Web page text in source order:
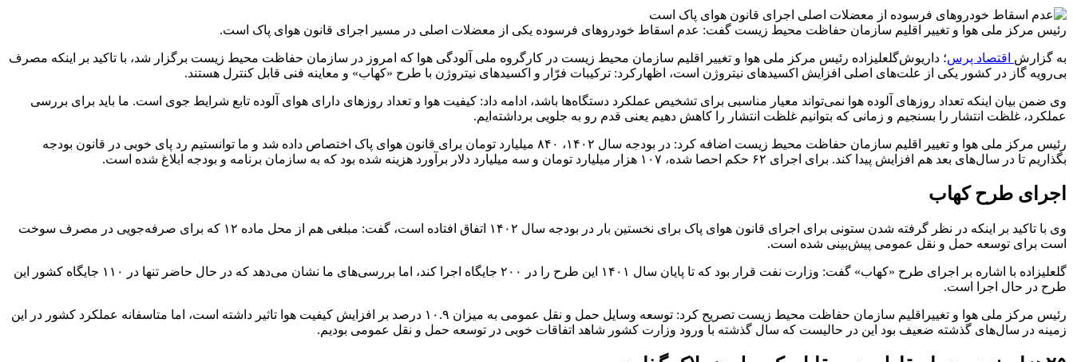
رئیس مرکز ملی هوا و تغییر اقلیم سازمان حفاظت محیط زیست گفت: عدم اسقاط خودرو‌های فرسوده یکی از معضلات اصلی در مسیر اجرای قانون هوای پاک است.
به گزارش اقتصاد پرس؛ داریوش‌گلعلیزاده رئیس مرکز ملی هوا و تغییر اقلیم سازمان محیط زیست در کارگروه ملی آلودگی هوا که امروز در سازمان حفاظت محیط زیست برگزار شد، با تاکید بر اینکه مصرف
بی‌رویه گاز در کشور یکی از علت‌های اصلی افزایش اکسید‌های نیتروژن است، اظهارکرد: ترکیبات فرّار و اکسید‌های نیتروژن با طرح «کهاب» و معاینه فنی قابل کنترل هستند.
وی ضمن بیان اینکه تعداد روز‌های آلوده هوا نمی‌تواند معیار مناسبی برای تشخیص عملکرد دستگاه‌ها باشد، ادامه داد: کیفیت هوا و تعداد روز‌های دارای هوای آلوده تابع شرایط جوی است. ما باید برای بررسی
عملکرد، غلظت انتشار را بسنجیم و زمانی که بتوانیم غلظت انتشار را کاهش دهیم یعنی قدم رو به جلویی برداشته‌ایم.
رئیس مرکز ملی هوا و تغییر اقلیم سازمان حفاظت محیط زیست اضافه کرد: در بودجه سال ۱۴۰۲، ۸۴۰ میلیارد تومان برای قانون هوای پاک اختصاص داده شد و ما توانستیم رد پای خوبی در قانون بودجه
بگذاریم تا در سال‌های بعد هم افزایش پیدا کند. برای اجرای ۶۲ حکم احصا شده، ۱۰۷ هزار میلیارد تومان و سه میلیارد دلار برآورد هزینه شده بود که به سازمان برنامه و بودجه ابلاغ شده است.
اجرای طرح کهاب
وی با تاکید بر اینکه در نظر گرفته شدن ستونی برای اجرای قانون هوای پاک برای نخستین بار در بودجه سال ۱۴۰۲ اتفاق افتاده است، گفت: مبلغی هم از محل ماده ۱۲ که برای صرفه‌جویی در مصرف سوخت
است برای توسعه حمل و نقل عمومی پیش‌بینی شده است.
گلعلیزاده با اشاره بر اجرای طرح «کهاب» گفت: وزارت نفت قرار بود که تا پایان سال ۱۴۰۱ این طرح را در ۲۰۰ جایگاه اجرا کند، اما بررسی‌های ما نشان می‌دهد که در حال حاضر تنها در ۱۱۰ جایگاه کشور این
طرح در حال اجرا است.
رئیس مرکز ملی هوا و تغییراقلیم سازمان حفاظت محیط زیست تصریح کرد: توسعه وسایل حمل و نقل عمومی به میزان ۱۰.۹ درصد بر افزایش کیفیت هوا تاثیر داشته است، اما متاسفانه عملکرد کشور در این
زمینه در سال‌های گذشته ضعیف بود این در حالیست که سال گذشته با ورود وزارت کشور شاهد اتفاقات خوبی در توسعه حمل و نقل عمومی بودیم.